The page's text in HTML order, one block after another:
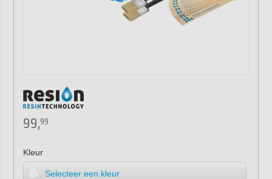
99,99
Kleur
Selecteer een kleur